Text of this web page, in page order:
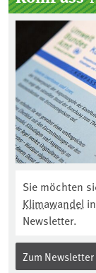
Sie möchten
Klimawandel
Newsletter.
Zum Newsletter